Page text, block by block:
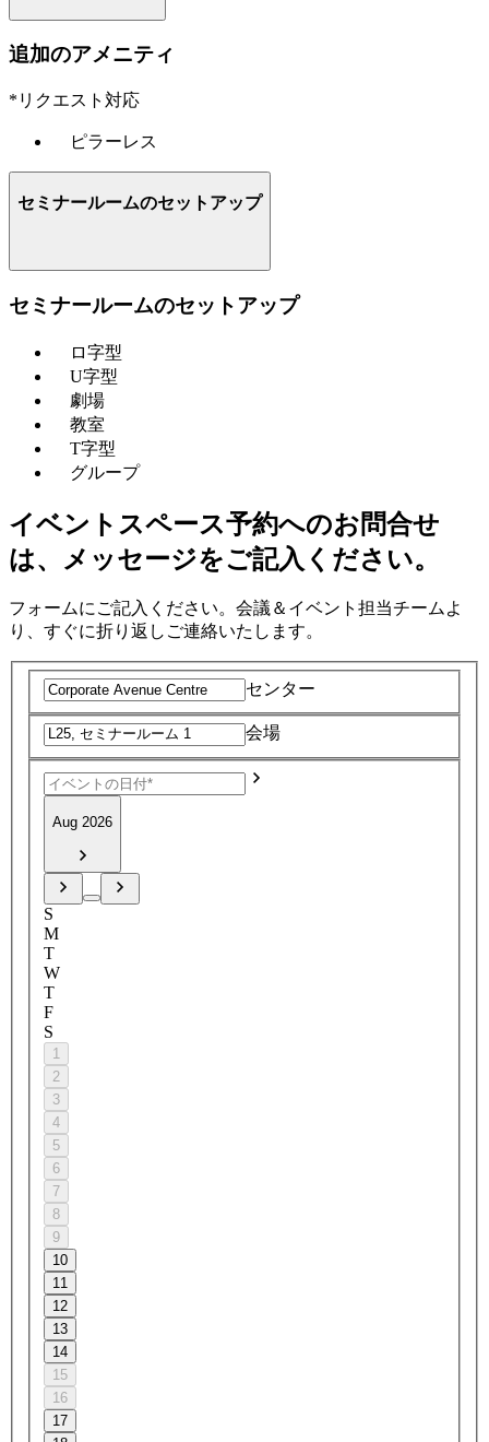
追加のアメニティ
*リクエスト対応
ピラーレス
セミナールームのセットアップ
セミナールームのセットアップ
ロ字型
U字型
劇場
教室
T字型
グループ
イベントスペース予約へのお問合せ
は、メッセージをご記入ください。
フォームにご記入ください。会議＆イベント担当チームよ
り、すぐに折り返しご連絡いたします。
センター
会場
Aug 2026
S
M
T
W
T
F
S
1
2
3
4
5
6
7
8
9
10
11
12
13
14
15
16
17